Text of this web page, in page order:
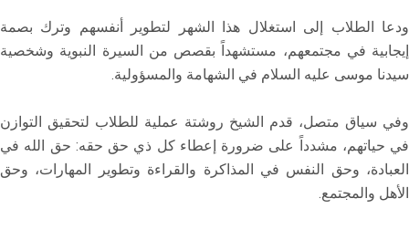
ودعا الطلاب إلى استغلال هذا الشهر لتطوير أنفسهم وترك بصمة
إيجابية في مجتمعهم، مستشهداً بقصص من السيرة النبوية وشخصية
سيدنا موسى عليه السلام في الشهامة والمسؤولية.
وفي سياق متصل، قدم الشيخ روشتة عملية للطلاب لتحقيق التوازن
في حياتهم، مشدداً على ضرورة إعطاء كل ذي حق حقه: حق الله في
العبادة، وحق النفس في المذاكرة والقراءة وتطوير المهارات، وحق
الأهل والمجتمع.